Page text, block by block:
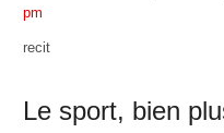
pm
Author
recit
Le sport, bien